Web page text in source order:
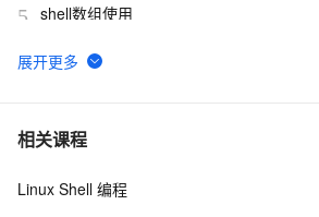
5 shell数组使用
6 shell脚本之一
7 在 Go 语言中使用 exec 包执行 Shell 命令
8 shell学习之条件判断test
相关课程
Linux Shell 编程